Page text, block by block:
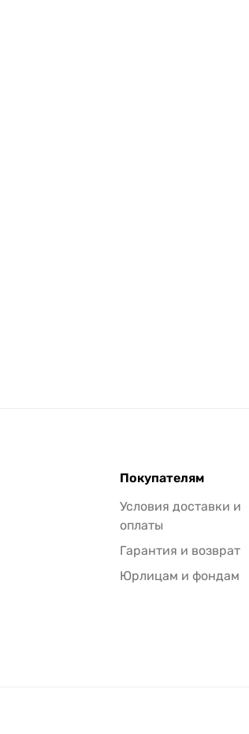
Покупателям
Условия доставки и
оплаты
Гарантия и возврат
Юрлицам и фондам